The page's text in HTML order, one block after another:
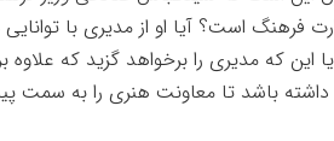
فرهنگ است؟ آیا او از مدیری با
این که مدیری را برخواهد گزید که
باشد تا معاونت هنری را به سمت